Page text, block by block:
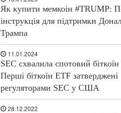
Як купити мемкоін #TRUMP:
інструкція для підтримки
Трампа
11.01.2024
SEC схвалила спотовий
Перші біткоїн ETF затверджені
регуляторами SEC у США
28.12.2022